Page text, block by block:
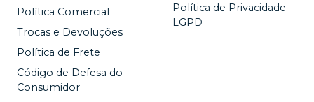
Política Comercial
Trocas e Devoluções
Política de Frete
Código de Defesa do
Consumidor
Política de Privacidade -
LGPD